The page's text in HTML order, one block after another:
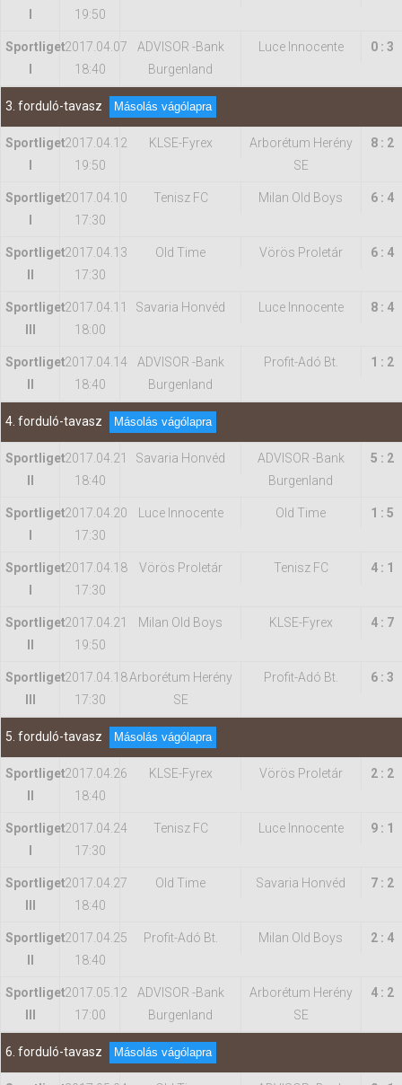
19:50
Sportliget2017.04.07
18:40
ADVISOR -Bank
Burgenland
Luce Innocente 0 : 3
3. forduló-tavasz Másolás vágólapra
Sportliget2017.04.12
19:50
KLSE-Fyrex
Arborétum Herény
SE
8 : 2
Sportliget2017.04.10
17:30
Tenisz FC Milan Old Boys 6 : 4
Sportliget2017.04.13
17:30
Old Time Vörös Proletár 6 : 4
Sportliget2017.04.11
18:00
Savaria Honvéd Luce Innocente 8 : 4
Sportliget2017.04.14
18:40
ADVISOR -Bank
Burgenland
Profit-Adó Bt. 1 : 2
4. forduló-tavasz Másolás vágólapra
Sportliget2017.04.21
18:40
Savaria Honvéd
ADVISOR -Bank
Burgenland
5 : 2
Sportliget2017.04.20
17:30
Luce Innocente Old Time 1 : 5
Sportliget2017.04.18
17:30
Vörös Proletár Tenisz FC 4 : 1
Sportliget2017.04.21
19:50
Milan Old Boys KLSE-Fyrex 4 : 7
Sportliget2017.04.18
17:30
Arborétum Herény
SE
Profit-Adó Bt. 6 : 3
5. forduló-tavasz Másolás vágólapra
Sportliget2017.04.26
18:40
KLSE-Fyrex Vörös Proletár 2 : 2
Sportliget2017.04.24
17:30
Tenisz FC Luce Innocente 9 : 1
Sportliget2017.04.27
18:40
Old Time Savaria Honvéd 7 : 2
Sportliget2017.04.25
18:40
Profit-Adó Bt. Milan Old Boys 2 : 4
Sportliget2017.05.12
17:00
ADVISOR -Bank
Burgenland
Arborétum Herény
SE
4 : 2
6. forduló-tavasz Másolás vágólapra